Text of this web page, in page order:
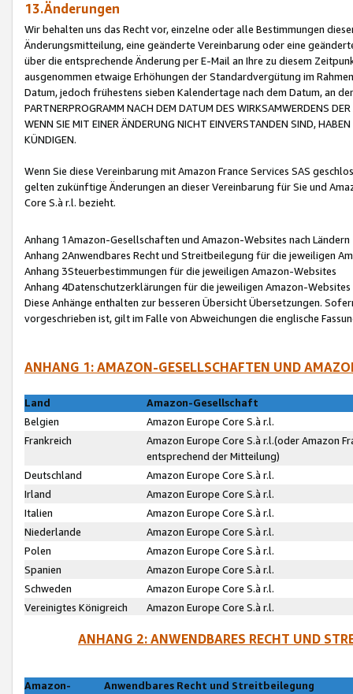
13.Änderungen
Wir behalten uns das Recht vor, einzelne oder alle Bestimmungen
Änderungsmitteilung, eine geänderte Vereinbarung oder eine
über die entsprechende Änderung per E-Mail an Ihre zu diesem
ausgenommen etwaige Erhöhungen der Standardvergütung im
Datum, jedoch frühestens sieben Kalendertage nach dem Datum, an
PARTNERPROGRAMM NACH DEM DATUM DES WIRKSAMWERDENS
WENN SIE MIT EINER ÄNDERUNG NICHT EINVERSTANDEN SIND,
KÜNDIGEN.
Wenn Sie diese Vereinbarung mit Amazon France Services SAS
gelten zukünftige Änderungen an dieser Vereinbarung für Sie und
Core S.à r.l. bezieht.
Anhang 1Amazon-Gesellschaften und Amazon-Websites nach Ländern
Anhang 2Anwendbares Recht und Streitbeilegung für die jeweiligen
Anhang 3Steuerbestimmungen für die jeweiligen Amazon-Websites
Anhang 4Datenschutzerklärungen für die jeweiligen Amazon-Websites
Diese Anhänge enthalten zur besseren Übersicht Übersetzungen.
vorgeschrieben ist, gilt im Falle von Abweichungen die englische
ANHANG 1: AMAZON-GESELLSCHAFTEN UND
Land
Amazon-Gesellschaft
Belgien
Amazon Europe Core S.à r.l.
Frankreich
Amazon Europe Core S.à r.l.(oder Amazon
entsprechend der Mitteilung)
Deutschland
Amazon Europe Core S.à r.l.
Irland
Amazon Europe Core S.à r.l.
Italien
Amazon Europe Core S.à r.l.
Niederlande
Amazon Europe Core S.à r.l.
Polen
Amazon Europe Core S.à r.l.
Spanien
Amazon Europe Core S.à r.l.
Schweden
Amazon Europe Core S.à r.l.
Vereinigtes Königreich
Amazon Europe Core S.à r.l.
ANHANG 2: ANWENDBARES RECHT UND
Amazon-
Anwendbares Recht und Streitbeilegung